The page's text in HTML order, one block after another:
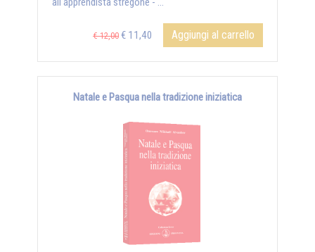
€ 12,00 € 11,40 Aggiungi al carrello
Natale e Pasqua nella tradizione iniziatica